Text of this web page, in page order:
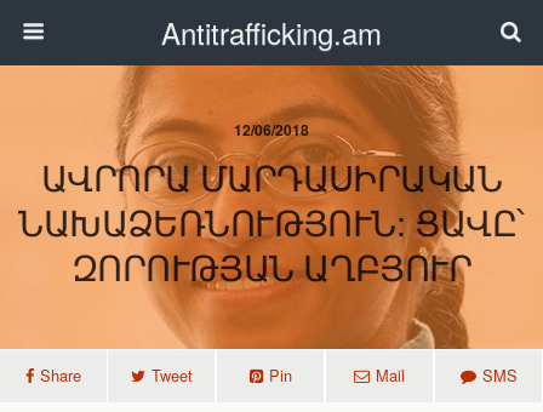
Antitrafficking.am
12/06/2018
ԱՎՐՈՐԱ ՄԱՐԴԱՍԻՐԱԿԱՆ
ՆԱԽԱՁԵՌՆՈՒԹՅՈՒՆ: ՑԱՎԸ՝
ԶՈՐՈՒԹՅԱՆ ԱՂԲՅՈՒՐ
Share Tweet Pin Mail SMS